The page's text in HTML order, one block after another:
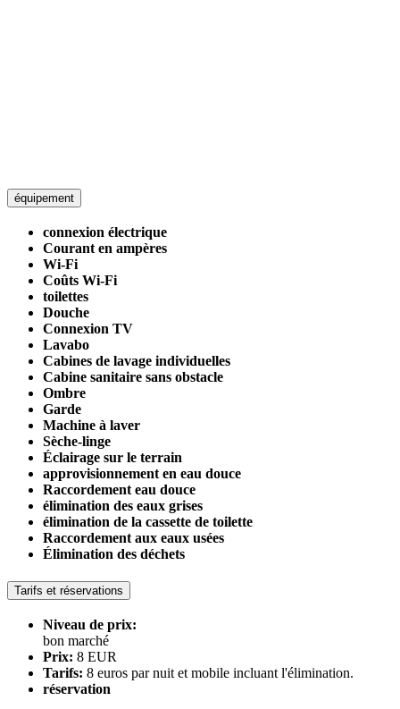
équipement
connexion électrique
Courant en ampères
Wi-Fi
Coûts Wi-Fi
toilettes
Douche
Connexion TV
Lavabo
Cabines de lavage individuelles
Cabine sanitaire sans obstacle
Ombre
Garde
Machine à laver
Sèche-linge
Éclairage sur le terrain
approvisionnement en eau douce
Raccordement eau douce
élimination des eaux grises
élimination de la cassette de toilette
Raccordement aux eaux usées
Élimination des déchets
Tarifs et réservations
Niveau de prix:
bon marché
Prix: 8 EUR
Tarifs: 8 euros par nuit et mobile incluant l'élimination.
réservation